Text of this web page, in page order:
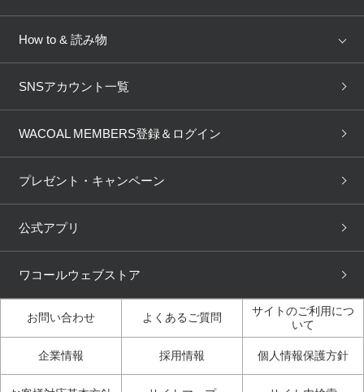
AMPHI une nana cool
OUR WACOAL
WACOAL Remamma Mens Innerwear
Licensed Brands
ブラ無料診断
3Dボディスキャン
新着情報
商品回収
ニュース＆トピックス
How to & 読み物
下着の基礎知識
ブラパン ワコールスタイル
大人の工場見学inベトナム
人間科学研究開発センター見
学
ガイド（マンガ）
3Dボディスキャン体験（マ
SNSアカウント一覧
WACOAL MEMBERS登録＆ログイン
プレゼント・キャンペーン
公式アプリ
ワコールウェブストア
お問い合わせ よくあるご質問
サイトのご利用につ
いて
企業情報 採用情報 個人情報保護方針